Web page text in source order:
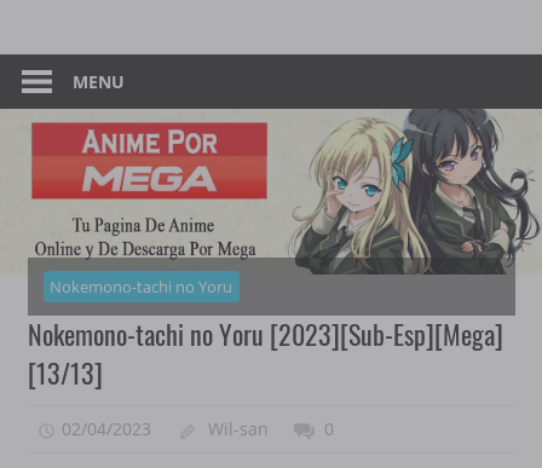
content
Anime
–
Por
Mega
Pagina
De
Descarga
Mega
MENU
Nokemono-tachi no Yoru
Nokemono-tachi no Yoru [2023][Sub-Esp][Mega]
[13/13]
02/04/2023 Wil-san 0